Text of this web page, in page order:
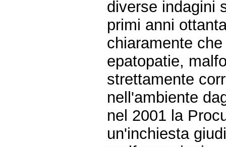
diverse indagini
primi anni
chiaramente
epatopatie,
strettamente
nell'ambiente
nel 2001 la
un'inchiesta